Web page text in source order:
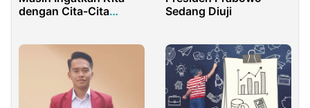
dengan Cita-Cita
Sedang Diuji